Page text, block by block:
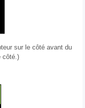
sur le côté avant du
côté.)